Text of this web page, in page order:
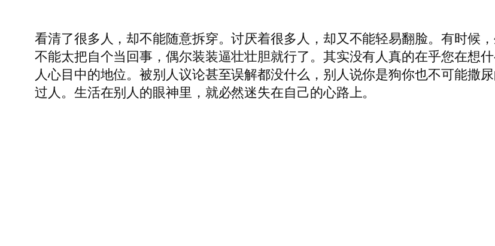
看清了很多人，却不能随意拆穿。讨厌着很多人，却又不能轻易翻脸。有时候
不能太把自个当回事，偶尔装装逼壮壮胆就行了。其实没有人真的在乎您在想
人心目中的地位。被别人议论甚至误解都没什么，别人说你是狗你也不可能撒
过人。生活在别人的眼神里，就必然迷失在自己的心路上。